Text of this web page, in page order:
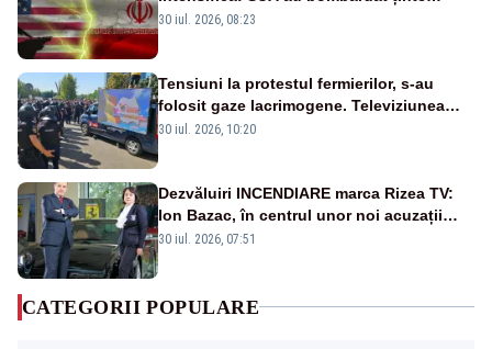
militare din Iran
30 iul. 2026, 08:23
Tensiuni la protestul fermierilor, s-au
folosit gaze lacrimogene. Televiziunea
Poporului face apel la calm – LIVE TEXT
30 iul. 2026, 10:20
Dezvăluiri INCENDIARE marca Rizea TV:
Ion Bazac, în centrul unor noi acuzații
publice
30 iul. 2026, 07:51
CATEGORII POPULARE